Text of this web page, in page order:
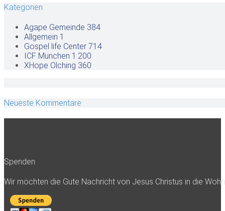
Kategorien
Agape Gemeinde 384
Allgemein 1
Gospel life Center 714
ICF München 1.200
XHope Olching 360
Neueste Kommentare
Spenden
Wir möchten die Gute Nachricht von Jesus Christus in die